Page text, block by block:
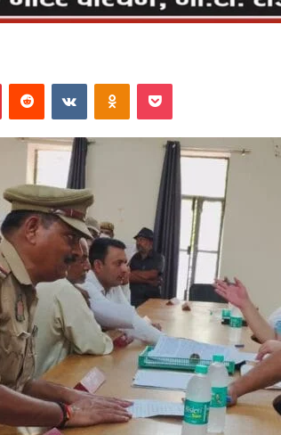
PinterestReddit VKontakteOdnoklassniki
Pocket